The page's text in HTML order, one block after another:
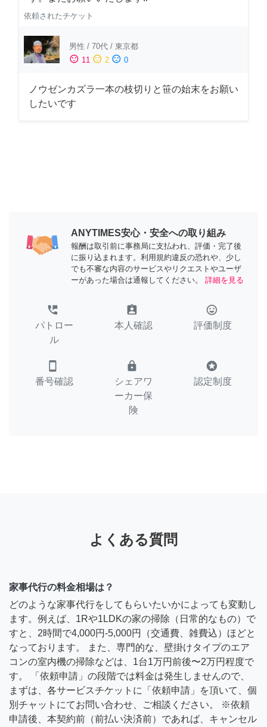
依頼されたチケット
男性 / 70代 / 東京都
sentiment_satisfied 11 sentiment_neutral 2 sentiment_dissatisfied 0
ノウゼンカズラ一本の枝切りと笹の始末をお願い
したいです
ANYTIMES安心・安全への取り組み
報酬は取引前に事務局に支払われ、評価・完了後
に振り込まれます。利用規約違反の恐れや、少し
でも不審な内容のサービスやリクエストやユーザ
ーがあった場合は通報してください。
詳細を見る
perm_phone_msg
パトロー
ル
assignment_ind
本人確認
tag_faces
評価制度
smartphone
番号確認
lock
シェアワ
ーカー保
険
stars
認定制度
よくある質問
家事代行の料金相場は？
どのような家事代行をしてもらいたいかによっても変動し
ます。例えば、1Rや1LDKの家の掃除（日常的なもの）で
すと、2時間で4,000円-5,000円（交通費、雑費込）ほどと
なっております。 また、専門的な、壁掛けタイプのエア
コンの室内機の掃除などは、1台1万円前後〜2万円程度で
す。 「依頼申請」の段階では料金は発生しませんので、
まずは、各サービスチケットに「依頼申請」を頂いて、個
別チャットにてお問い合わせ、ご相談ください。 ※依頼
申請後、本契約前（前払い決済前）であれば、キャンセル